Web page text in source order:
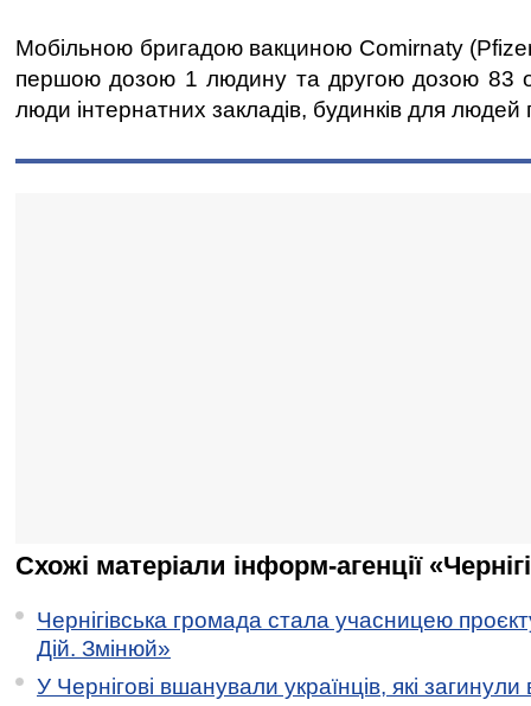
Мобільною бригадою вакциною Comirnaty
першою дозою 1 людину та другою дозою 83
люди інтернатних закладів, будинків для людей
Схожі матеріали інформ-агенції
Чернігівська громада стала учасницею
Дій. Змінюй»
У Чернігові вшанували українців, які загинули